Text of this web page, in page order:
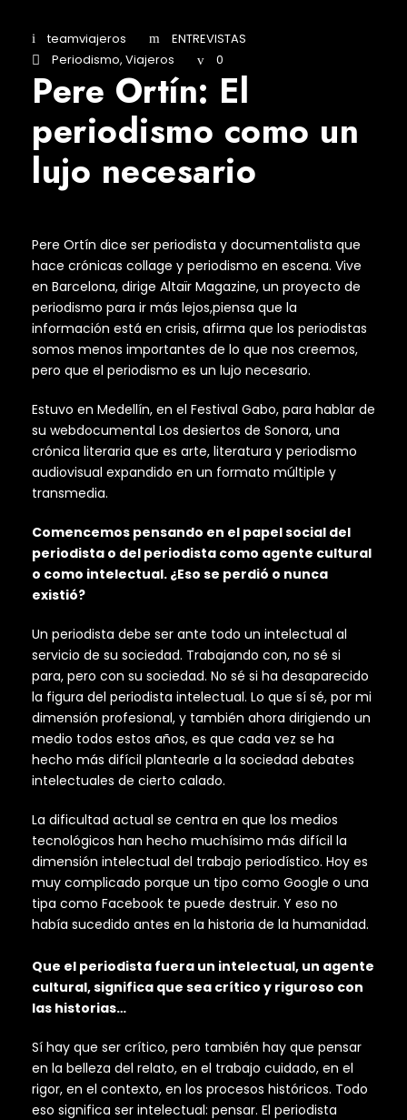
teamviajeros
ENTREVISTAS
Periodismo, Viajeros 0
Pere Ortín: El
periodismo como un
lujo necesario
Pere Ortín dice ser periodista y documentalista que
hace crónicas collage y periodismo en escena. Vive
en Barcelona, dirige Altaïr Magazine, un proyecto de
periodismo para ir más lejos,piensa que la
información está en crisis, afirma que los periodistas
somos menos importantes de lo que nos creemos,
pero que el periodismo es un lujo necesario.
Estuvo en Medellín, en el Festival Gabo, para hablar de
su webdocumental Los desiertos de Sonora, una
crónica literaria que es arte, literatura y periodismo
audiovisual expandido en un formato múltiple y
transmedia.
Comencemos pensando en el papel social del
periodista o del periodista como agente cultural
o como intelectual. ¿Eso se perdió o nunca
existió?
Un periodista debe ser ante todo un intelectual al
servicio de su sociedad. Trabajando con, no sé si
para, pero con su sociedad. No sé si ha desaparecido
la figura del periodista intelectual. Lo que sí sé, por mi
dimensión profesional, y también ahora dirigiendo un
medio todos estos años, es que cada vez se ha
hecho más difícil plantearle a la sociedad debates
intelectuales de cierto calado.
La dificultad actual se centra en que los medios
tecnológicos han hecho muchísimo más difícil la
dimensión intelectual del trabajo periodístico. Hoy es
muy complicado porque un tipo como Google o una
tipa como Facebook te puede destruir. Y eso no
había sucedido antes en la historia de la humanidad.
Que el periodista fuera un intelectual, un agente
cultural, significa que sea crítico y riguroso con
las historias…
Sí hay que ser crítico, pero también hay que pensar
en la belleza del relato, en el trabajo cuidado, en el
rigor, en el contexto, en los procesos históricos. Todo
eso significa ser intelectual: pensar. El periodista